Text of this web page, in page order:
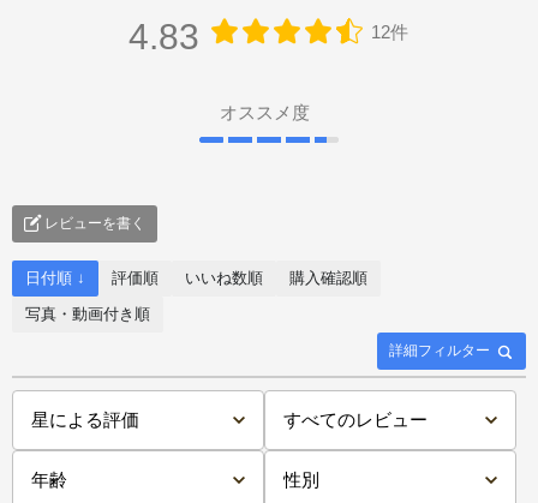
4.83 12件
オススメ度
レビューを書く
詳細フィルター
日付順 ↓ 評価順 いいね数順
購入確認順
写真・動画付き順